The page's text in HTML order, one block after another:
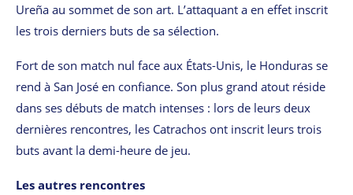
Ureña au sommet de son art. L’attaquant a en effet inscrit
les trois derniers buts de sa sélection.
Fort de son match nul face aux États-Unis, le Honduras se
rend à San José en confiance. Son plus grand atout réside
dans ses débuts de match intenses : lors de leurs deux
dernières rencontres, les Catrachos ont inscrit leurs trois
buts avant la demi-heure de jeu.
Les autres rencontres